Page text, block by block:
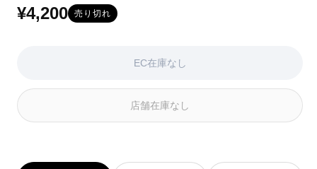
EC
在
か
り
が
EC
在
か
り
が
通
格
¥4,200 売り切れ
EC在庫なし
店舗在庫なし